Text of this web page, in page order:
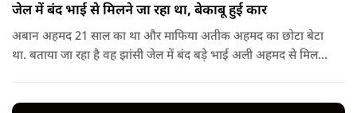
जेल में बंद भाई से मिलने जा रहा था, बेकाबू हुई कार
अबान अहमद 21 साल का था और माफिया अतीक अहमद का छोटा बेटा
था. बताया जा रहा है वह झांसी जेल में बंद बड़े भाई अली अहमद से मिलने